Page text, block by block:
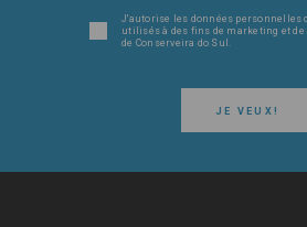
JE VEUX!
J'autorise les données personnelles
utilisés à des fins de marketing et
de Conserveira do Sul.